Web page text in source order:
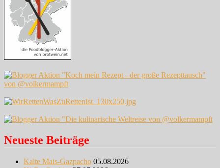
Neueste Beiträge
Kalte Mais-Gazpacho 05.08.2026